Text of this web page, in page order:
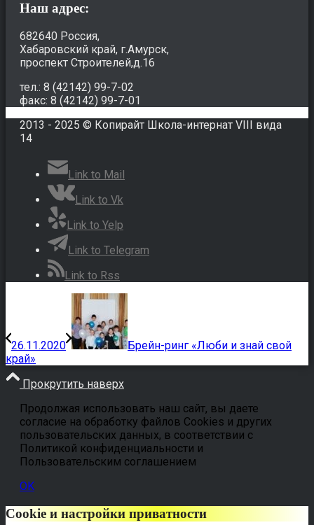
Наш адрес:
682640 Россия,
Хабаровский край, г.Амурск,
проспект Строителей,д.16
тел.: 8 (42142) 99-7-02
факс: 8 (42142) 99-7-01
2013 - 2025 © Копирайт Школа-интернат VIII вида
14
Link to Mail
Link to Vk
Link to Yelp
Link to Telegram
Link to Rss
26.11.2020
Брейн-ринг «Люби и знай свой
край»
Прокрутить наверх
Продолжая использовать наш сайт, вы даете
согласие на обработку файлов Cookies и других
пользовательских данных, в соответствии с
Политикой конфиденциальности и
Пользовательским соглашением
OK
Cookie и настройки приватности